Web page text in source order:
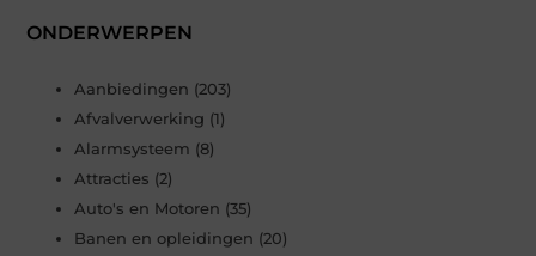
ONDERWERPEN
Aanbiedingen (203)
Afvalverwerking (1)
Alarmsysteem (8)
Attracties (2)
Auto's en Motoren (35)
Banen en opleidingen (20)